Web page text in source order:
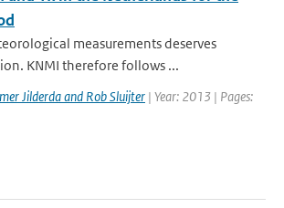
measurements deserves
KNMI therefore follows ...
Jilderda and Rob Sluijter | Year: 2013 | Pages: